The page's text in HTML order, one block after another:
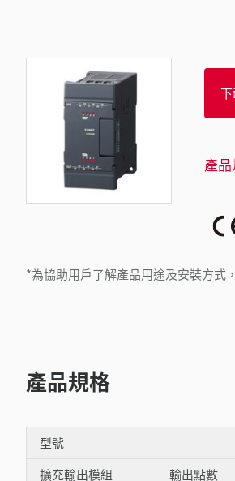
*為協助用戶了解產品用途及安裝方式
產
產品規格
型號
擴充輸出模組
輸出點數